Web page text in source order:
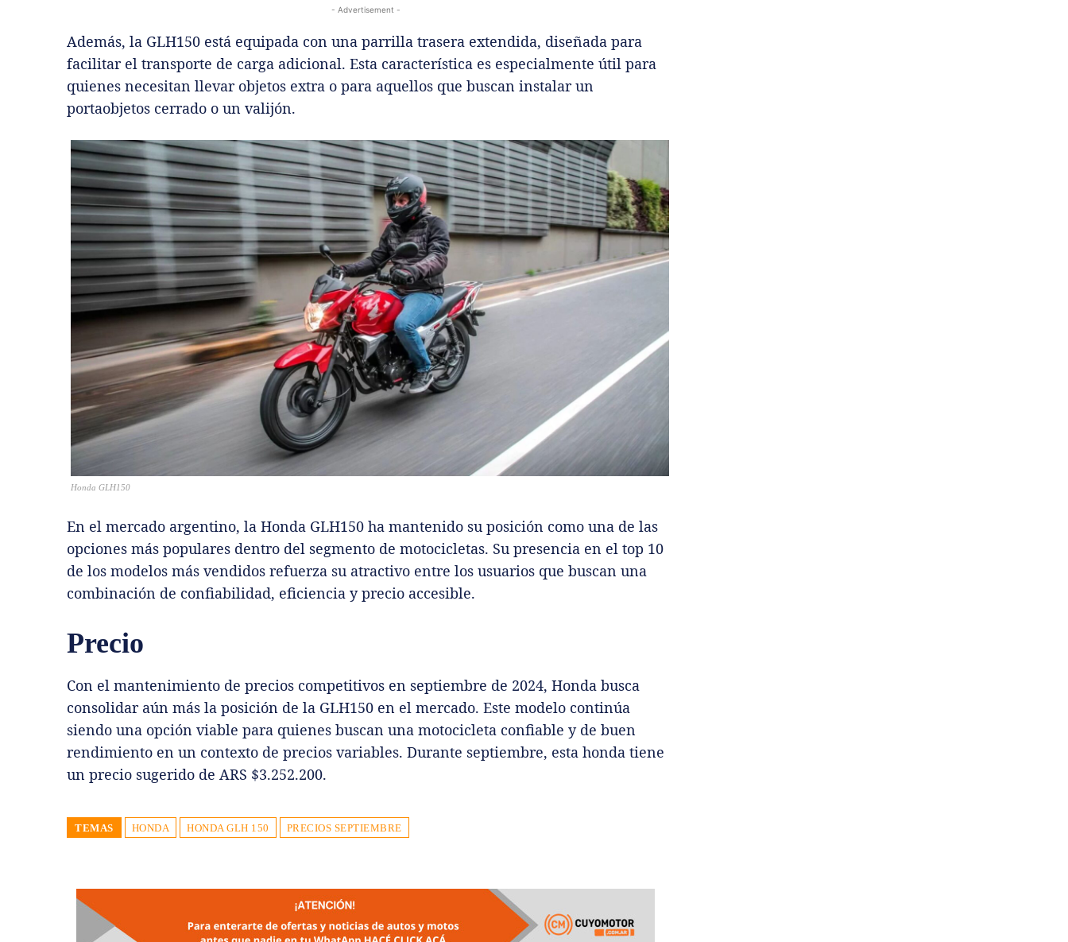
- Advertisement -
Además, la GLH150 está equipada con una parrilla trasera extendida, diseñada para
facilitar el transporte de carga adicional. Esta característica es especialmente útil para
quienes necesitan llevar objetos extra o para aquellos que buscan instalar un
portaobjetos cerrado o un valijón.
Honda GLH150
En el mercado argentino, la Honda GLH150 ha mantenido su posición como una de las
opciones más populares dentro del segmento de motocicletas. Su presencia en el top 10
de los modelos más vendidos refuerza su atractivo entre los usuarios que buscan una
combinación de confiabilidad, eficiencia y precio accesible.
Precio
Con el mantenimiento de precios competitivos en septiembre de 2024, Honda busca
consolidar aún más la posición de la GLH150 en el mercado. Este modelo continúa
siendo una opción viable para quienes buscan una motocicleta confiable y de buen
rendimiento en un contexto de precios variables. Durante septiembre, esta honda tiene
un precio sugerido de ARS $3.252.200.
TEMAS HONDA HONDA GLH 150 PRECIOS SEPTIEMBRE